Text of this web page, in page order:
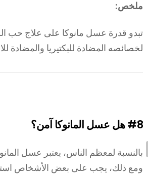
ملخص:
تبدو قدرة عسل مانوكا على علاج حب
لخصائصه المضادة للبكتيريا والمضادة
#8هل عسل المانوكا آمن؟
بالنسبة لمعظم الناس، يعتبر عسل
ومع ذلك، يجب على بعض الأشخاص